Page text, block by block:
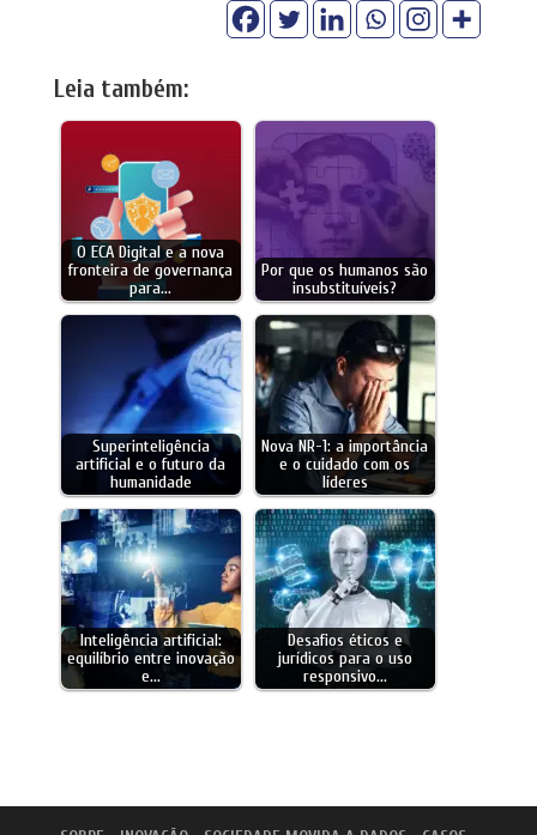
Leia também:
O ECA Digital e a nova
fronteira de governança
para…
Por que os humanos são
insubstituíveis?
Superinteligência
artificial e o futuro da
humanidade
Nova NR-1: a importância
e o cuidado com os
líderes
Inteligência artificial:
equilíbrio entre inovação
e…
Desafios éticos e
jurídicos para o uso
responsivo…